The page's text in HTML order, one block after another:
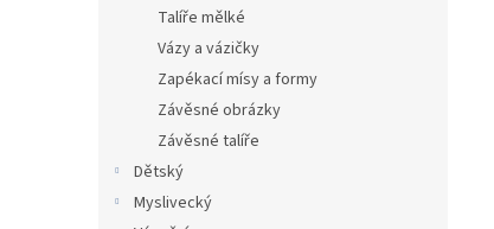
Talíře mělké
Vázy a vázičky
Zapékací mísy a formy
Závěsné obrázky
Závěsné talíře
Dětský
Myslivecký